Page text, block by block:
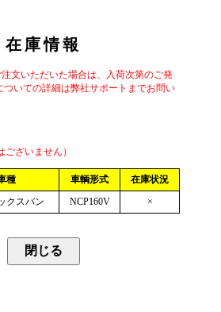
在庫情報
文いただいた場合は、入荷次第のご発
ついての詳細は弊社サポートまでお問い
ざいません）
種 車輌形式
在庫状況
クスバン NCP160V ×